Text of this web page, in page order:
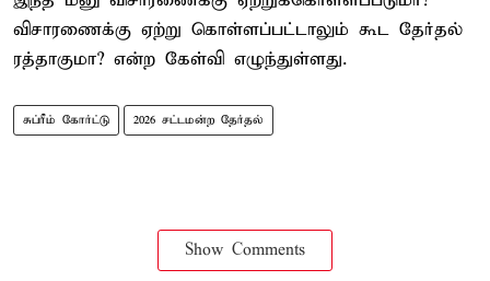
விசாரணைக்கு ஏற்று கொள்ளப்பட்டாலும் கூட தேர்தல்
ரத்தாகுமா? என்ற கேள்வி எழுந்துள்ளது.
சுப்ரீம் கோர்ட்டு 2026 சட்டமன்ற தேர்தல்
Show Comments